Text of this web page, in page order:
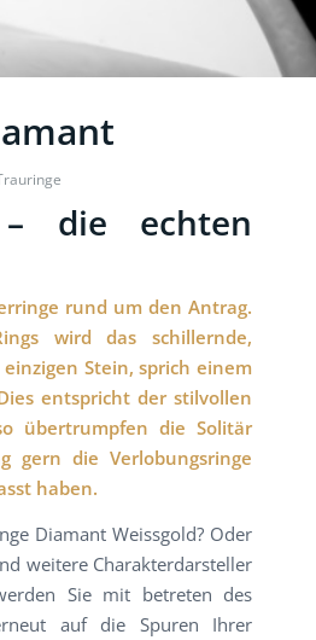
– die echten
rund um den Antrag.
wird das schillernde,
Stein, sprich einem
entspricht der stilvollen
übertrumpfen die Solitär
gern die Verlobungsringe
haben.
Diamant Weissgold? Oder
weitere Charakterdarsteller
Sie mit betreten des
auf die Spuren Ihrer